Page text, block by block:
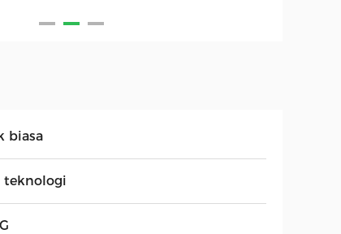
biasa
teknologi